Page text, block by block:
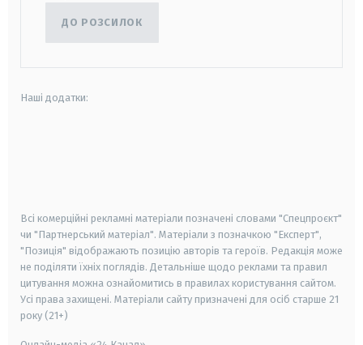
ДО РОЗСИЛОК
Наші додатки:
Всі комерційні рекламні матеріали позначені словами "Спецпроєкт"
чи "Партнерський матеріал". Матеріали з позначкою "Експерт",
"Позиція" відображають позицію авторів та героїв. Редакція може
не поділяти їхніх поглядів. Детальніше щодо реклами та правил
цитування можна ознайомитись в правилах користування сайтом.
Усі права захищені. Матеріали сайту призначені для осіб старше 21
року (21+)